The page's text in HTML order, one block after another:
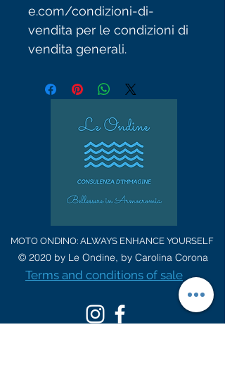
e.com/condizioni-di-
vendita per le condizioni di
vendita generali.
MOTO ONDINO: ALWAYS ENHANCE YOURSELF
© 2020 by Le Ondine, by Carolina Corona
Terms and conditions of sale